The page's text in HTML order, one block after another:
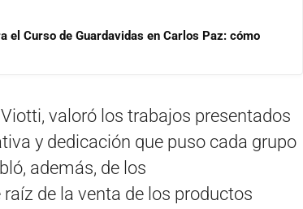
el Curso de Guardavidas en Carlos Paz: cómo
valoró los trabajos presentados
y dedicación que puso cada grupo
además, de los
de la venta de los productos